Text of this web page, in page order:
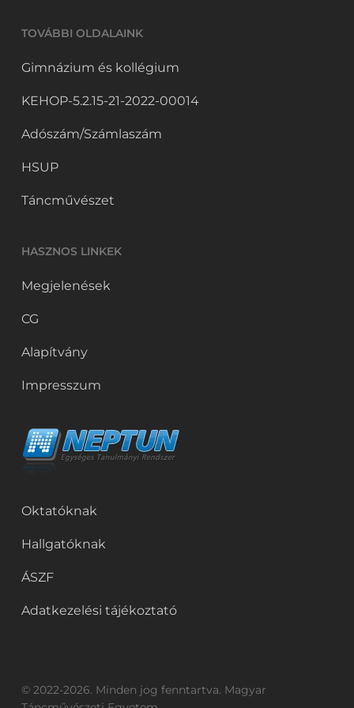
TOVÁBBI OLDALAINK
Gimnázium és kollégium
KEHOP-5.2.15-21-2022-00014
Adószám/Számlaszám
HSUP
Táncművészet
HASZNOS LINKEK
Megjelenések
CG
Alapítvány
Impresszum
Oktatóknak
Hallgatóknak
ÁSZF
Adatkezelési tájékoztató
© 2022-2026. Minden jog fenntartva. Magyar